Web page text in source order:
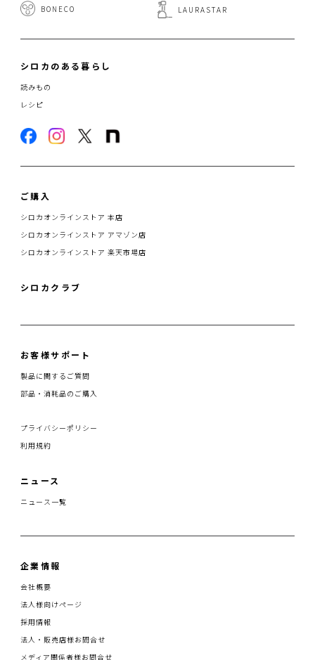
BONECO LAURASTAR
シロカのある暮らし
読みもの
レシピ
ご購入
シロカオンラインストア 本店
シロカオンラインストア アマゾン店
シロカオンラインストア 楽天市場店
シロカクラブ
お客様サポート
製品に関するご質問
部品・消耗品のご購入
プライバシーポリシー
利用規約
ニュース
ニュース一覧
企業情報
会社概要
法人様向けページ
採用情報
法人・販売店様お問合せ
メディア関係者様お問合せ